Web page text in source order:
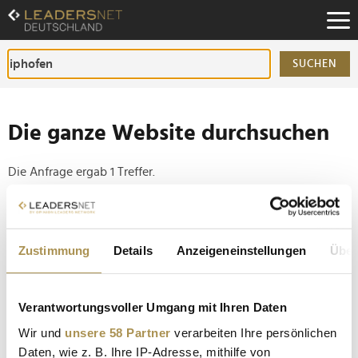
Zustimmung Details Anzeigeneinstellungen
Verantwortungsvoller Umgang mit Ihren Daten
Wir und unsere 58 Partner verarbeiten Ihre persönlichen
Daten, wie z. B. Ihre IP-Adresse, mithilfe von
Zum
Inhalt
Zur
Fußzeilen-
Navigation
SUCHEN
Die ganze Website durchsuchen
Die Anfrage ergab 1 Treffer.
Tipp
Seiten suchen, die genau diese Wortgruppe enthalten:
"Davon brauchen wir mehr"